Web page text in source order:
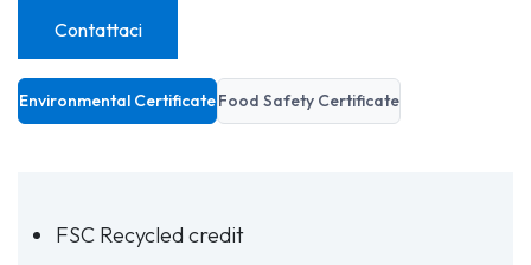
Contattaci
Environmental CertificateFood Safety Certificate
FSC Recycled credit